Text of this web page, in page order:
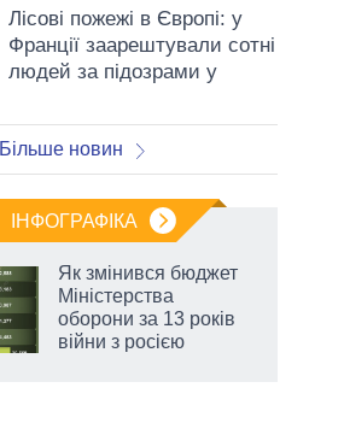
Лісові пожежі в Європі: у
Франції заарештували сотні
людей за підозрами у
Більше новин
ІНФОГРАФІКА
Як змінився бюджет
Міністерства
оборони за 13 років
війни з росією